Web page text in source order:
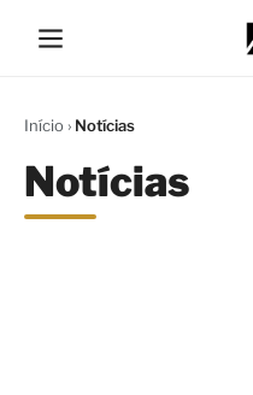
Início› Notícias
Notícias